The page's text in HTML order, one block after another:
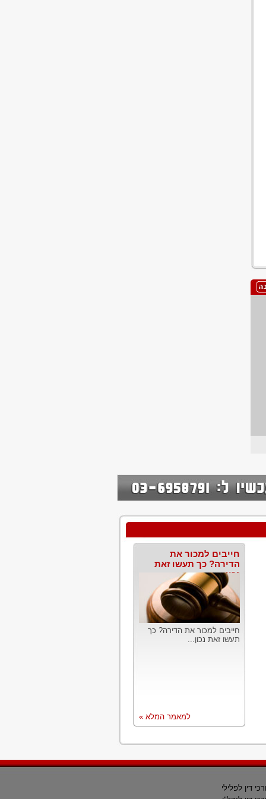
חייבים למכור את
הדירה? כך תעשו זאת
נכון
חייבים למכור את הדירה? כך
תעשו זאת נכון...
למאמר המלא »
דין לפלילי